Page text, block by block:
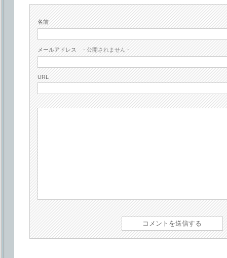
名前
メールアドレス - 公開されません -
URL